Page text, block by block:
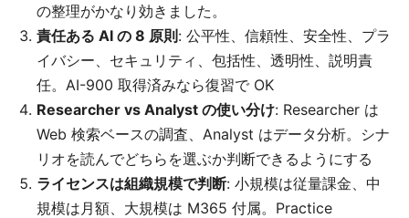
の整理がかなり効きました。
責任ある AI の 8 原則: 公平性、信頼性、安全性、プラ
イバシー、セキュリティ、包括性、透明性、説明責
任。AI-900 取得済みなら復習で OK
Researcher vs Analyst の使い分け: Researcher は
Web 検索ベースの調査、Analyst はデータ分析。シナ
リオを読んでどちらを選ぶか判断できるようにする
ライセンスは組織規模で判断: 小規模は従量課金、中
規模は月額、大規模は M365 付属。Practice